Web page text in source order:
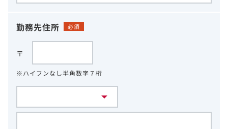
勤務先住所 必須
〒
※ハイフンなし半角数字７桁